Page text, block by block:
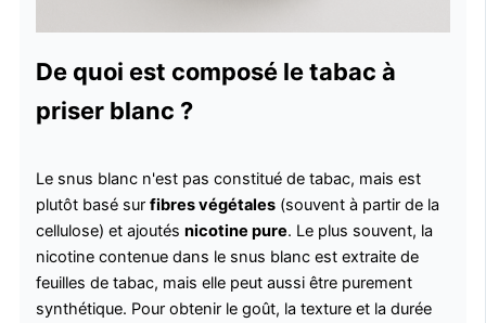
De quoi est composé le tabac à
priser blanc ?
Le snus blanc n'est pas constitué de tabac, mais est
plutôt basé sur fibres végétales(souvent à partir de la
cellulose) et ajoutés nicotine pure. Le plus souvent, la
nicotine contenue dans le snus blanc est extraite de
feuilles de tabac, mais elle peut aussi être purement
synthétique. Pour obtenir le goût, la texture et la durée